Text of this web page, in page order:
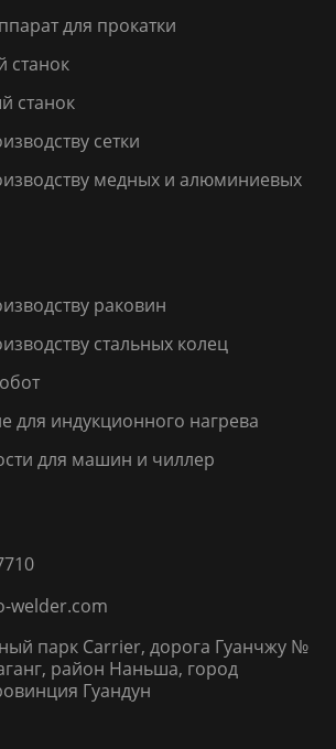
для прокатки
станок
станок
сетки
медных и алюминиевых
раковин
стальных колец
для индукционного нагрева
для машин и чиллер
welder.com
парк Carrier, дорога Гуанчжу №
район Наньша, город
Гуандун